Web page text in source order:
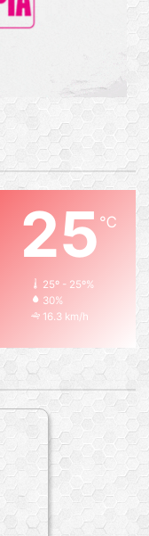
25℃
25º - 25º%
30%
16.3 km/h